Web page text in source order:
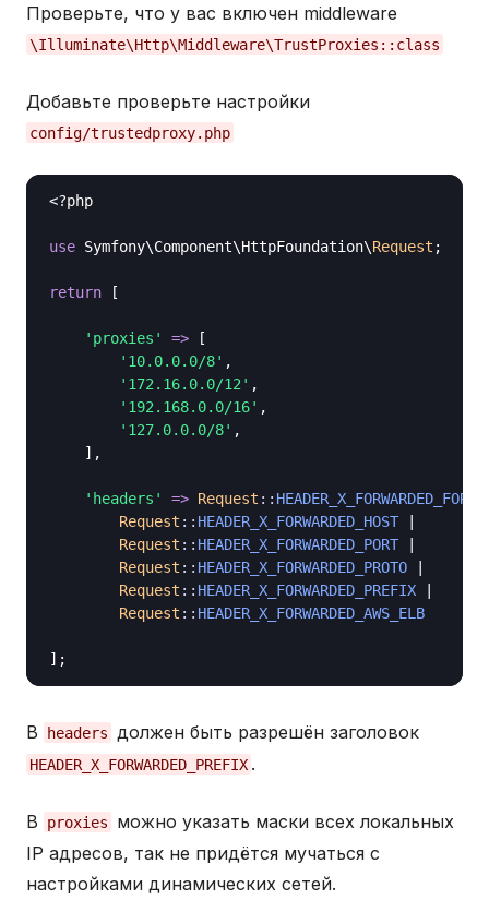
Проверьте, что у вас включен middleware
\Illuminate\Http\Middleware\TrustProxies::class
Добавьте проверьте настройки
config/trustedproxy.php
<?php
use Symfony\Component\HttpFoundation\Request ;
return [
'proxies' => [
'10.0.0.0/8' ,
'172.16.0.0/12' ,
'192.168.0.0/16' ,
'127.0.0.0/8' ,
    ],
'headers' => Request :: HEADER_X_FORWARDED_FOR
Request :: HEADER_X_FORWARDED_HOST |
Request :: HEADER_X_FORWARDED_PORT |
Request :: HEADER_X_FORWARDED_PROTO |
Request :: HEADER_X_FORWARDED_PREFIX |
Request :: HEADER_X_FORWARDED_AWS_ELB
В headers должен быть разрешён заголовок
HEADER_X_FORWARDED_PREFIX .
В proxies
можно указать маски всех локальных
IP адресов, так не придётся мучаться с
настройками динамических сетей.